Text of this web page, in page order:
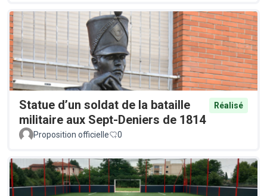
Statue d’un soldat de la bataille
militaire aux Sept-Deniers de 1814
Réalisé
Proposition officielle 0